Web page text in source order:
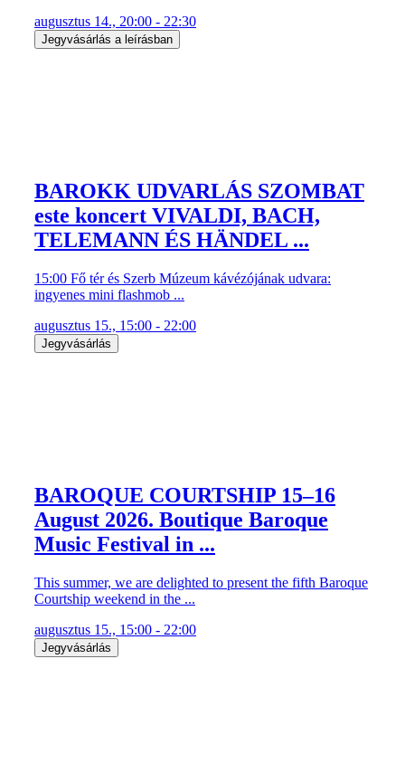
augusztus 14., 20:00 - 22:30
Jegyvásárlás a leírásban
BAROKK UDVARLÁS SZOMBAT
este koncert VIVALDI, BACH,
TELEMANN ÉS HÄNDEL ...
15:00 Fő tér és Szerb Múzeum kávézójának udvara:
ingyenes mini flashmob ...
augusztus 15., 15:00 - 22:00
Jegyvásárlás
BAROQUE COURTSHIP 15–16
August 2026. Boutique Baroque
Music Festival in ...
This summer, we are delighted to present the fifth Baroque
Courtship weekend in the ...
augusztus 15., 15:00 - 22:00
Jegyvásárlás